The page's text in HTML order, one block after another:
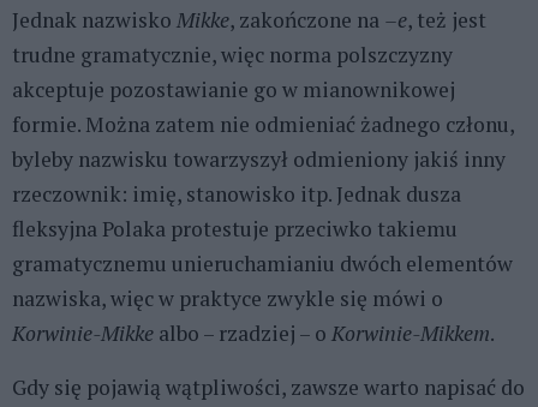
Jednak nazwisko Mikke, zakończone na –e, też jest
trudne gramatycznie, więc norma polszczyzny
akceptuje pozostawianie go w mianownikowej
formie. Można zatem nie odmieniać żadnego członu,
byleby nazwisku towarzyszył odmieniony jakiś inny
rzeczownik: imię, stanowisko itp. Jednak dusza
fleksyjna Polaka protestuje przeciwko takiemu
gramatycznemu unieruchamianiu dwóch elementów
nazwiska, więc w praktyce zwykle się mówi o
Korwinie-Mikke albo – rzadziej – o Korwinie-Mikkem.
Gdy się pojawią wątpliwości, zawsze warto napisać do